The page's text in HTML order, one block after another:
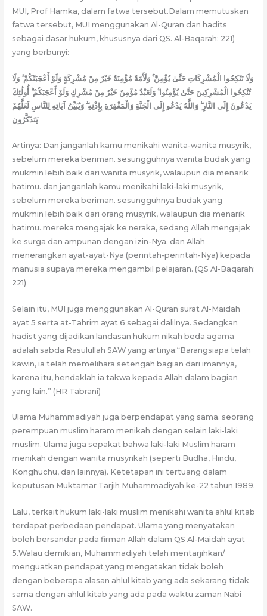
MUI, Prof Hamka, dalam fatwa tersebut.Dalam memutuskan
fatwa tersebut, MUI menggunakan Al-Quran dan hadits
sebagai dasar hukum, khususnya dari QS. Al-Baqarah: 221)
yang berbunyi:
وَلَا تَنْكِحُوا الْمُشْرِكَاتِ حَتَّىٰ يُؤْمِنَّ ۚ وَلَأَمَةٌ مُؤْمِنَةٌ خَيْرٌ مِنْ مُشْرِكَةٍ وَلَوْ أَعْجَبَتْكُمْ ۗ وَلَا
تُنْكِحُوا الْمُشْرِكِينَ حَتَّىٰ يُؤْمِنُوا ۚ وَلَعَبْدٌ مُؤْمِنٌ خَيْرٌ مِنْ مُشْرِكٍ وَلَوْ أَعْجَبَكُمْ ۗ أُولَٰئِكَ
يَدْعُونَ إِلَى النَّارِ ۖ وَاللَّهُ يَدْعُو إِلَى الْجَنَّةِ وَالْمَغْفِرَةِ بِإِذْنِهِ ۖ وَيُبَيِّنُ آيَاتِهِ لِلنَّاسِ لَعَلَّهُمْ
يَتَذَكَّرُون
Artinya: Dan janganlah kamu menikahi wanita-wanita musyrik,
sebelum mereka beriman. sesungguhnya wanita budak yang
mukmin lebih baik dari wanita musyrik, walaupun dia menarik
hatimu. dan janganlah kamu menikahi laki-laki musyrik,
sebelum mereka beriman. sesungguhnya budak yang
mukmin lebih baik dari orang musyrik, walaupun dia menarik
hatimu. mereka mengajak ke neraka, sedang Allah mengajak
ke surga dan ampunan dengan izin-Nya. dan Allah
menerangkan ayat-ayat-Nya (perintah-perintah-Nya) kepada
manusia supaya mereka mengambil pelajaran. (QS Al-Baqarah:
221)
Selain itu, MUI juga menggunakan Al-Quran surat Al-Maidah
ayat 5 serta at-Tahrim ayat 6 sebagai dalilnya. Sedangkan
hadist yang dijadikan landasan hukum nikah beda agama
adalah sabda Rasulullah SAW yang artinya:“Barangsiapa telah
kawin, ia telah memelihara setengah bagian dari imannya,
karena itu, hendaklah ia takwa kepada Allah dalam bagian
yang lain.” (HR Tabrani)
Ulama Muhammadiyah juga berpendapat yang sama. seorang
perempuan muslim haram menikah dengan selain laki-laki
muslim. Ulama juga sepakat bahwa laki-laki Muslim haram
menikah dengan wanita musyrikah (seperti Budha, Hindu,
Konghuchu, dan lainnya). Ketetapan ini tertuang dalam
keputusan Muktamar Tarjih Muhammadiyah ke-22 tahun 1989.
Lalu, terkait hukum laki-laki muslim menikahi wanita ahlul kitab
terdapat perbedaan pendapat. Ulama yang menyatakan
boleh bersandar pada firman Allah dalam QS Al-Maidah ayat
5.Walau demikian, Muhammadiyah telah mentarjihkan/
menguatkan pendapat yang mengatakan tidak boleh
dengan beberapa alasan ahlul kitab yang ada sekarang tidak
sama dengan ahlul kitab yang ada pada waktu zaman Nabi
SAW.